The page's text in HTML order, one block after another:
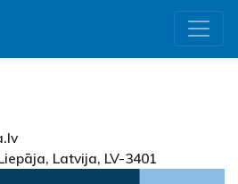
Latvija, LV-3401